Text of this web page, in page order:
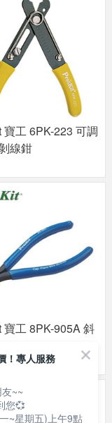
寶工 6PK-223 可調
線鉗
寶工 8PK-905A 斜
！專人服務
~~
您💞
~星期五)上午9點